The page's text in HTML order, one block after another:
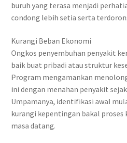
buruh yang terasa menjadi
condong lebih setia serta
Kurangi Beban Ekonomi
Ongkos penyembuhan penyakit
baik buat pribadi atau struktur
Program mengamankan
ini dengan menahan penyakit
Umpamanya, identifikasi awal
kurangi kepentingan bakal proses
masa datang.